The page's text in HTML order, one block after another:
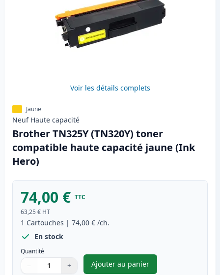
Voir les détails complets
Jaune
Neuf Haute capacité
Brother TN325Y (TN320Y) toner
compatible haute capacité jaune (Ink
Hero)
74,00 € TTC
63,25 € HT
1 Cartouches | 74,00 € /ch.
En stock
Quantité
Quantité
Utilisez les boutons pour ajuster
− +
Quantité
Ajouter au panier
,Brother TN325Y (TN320Y)